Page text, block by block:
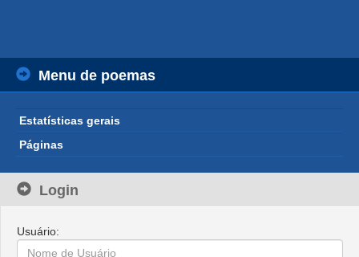
Menu de poemas
Estatísticas gerais
Páginas
Login
Usuário: